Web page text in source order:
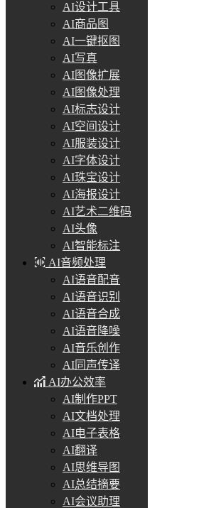
AI设计工具
AI商品图
AI一键抠图
AI写真
AI图像扩展
AI图像处理
AI标志设计
AI空间设计
AI服装设计
AI字体设计
AI珠宝设计
AI海报设计
AI艺术二维码
AI头像
AI智能标注
AI音频处理
AI语音配音
AI语音识别
AI语音合成
AI语音降噪
AI音乐创作
AI同声传译
AI办公效率
AI制作PPT
AI文档处理
AI电子表格
AI翻译
AI思维导图
AI总结摘要
AI会议助理